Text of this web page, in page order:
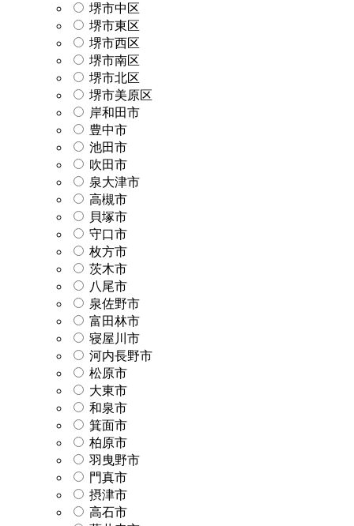
堺市中区
堺市東区
堺市西区
堺市南区
堺市北区
堺市美原区
岸和田市
豊中市
池田市
吹田市
泉大津市
高槻市
貝塚市
守口市
枚方市
茨木市
八尾市
泉佐野市
富田林市
寝屋川市
河内長野市
松原市
大東市
和泉市
箕面市
柏原市
羽曳野市
門真市
摂津市
高石市